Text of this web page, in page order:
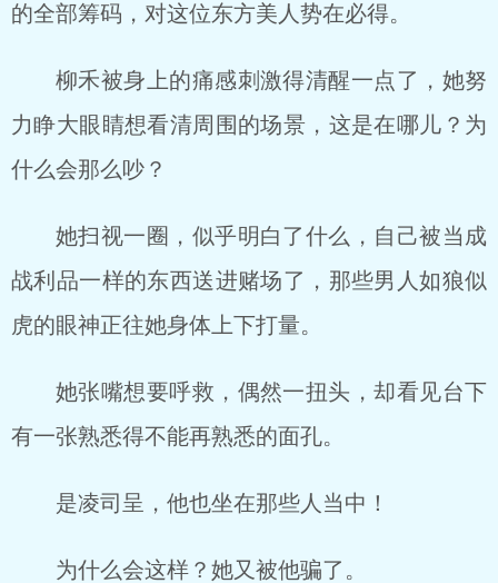
的全部筹码，对这位东方美人势在必得。
柳禾被身上的痛感刺激得清醒一点了，她努
力睁大眼睛想看清周围的场景，这是在哪儿？为
什么会那么吵？
她扫视一圈，似乎明白了什么，自己被当成
战利品一样的东西送进赌场了，那些男人如狼似
虎的眼神正往她身体上下打量。
她张嘴想要呼救，偶然一扭头，却看见台下
有一张熟悉得不能再熟悉的面孔。
是凌司呈，他也坐在那些人当中！
为什么会这样？她又被他骗了。